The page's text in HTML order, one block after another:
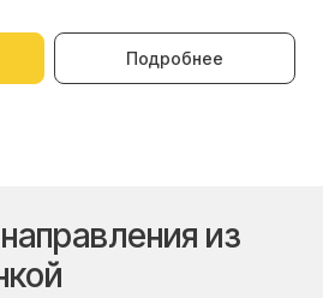
Подробнее
из